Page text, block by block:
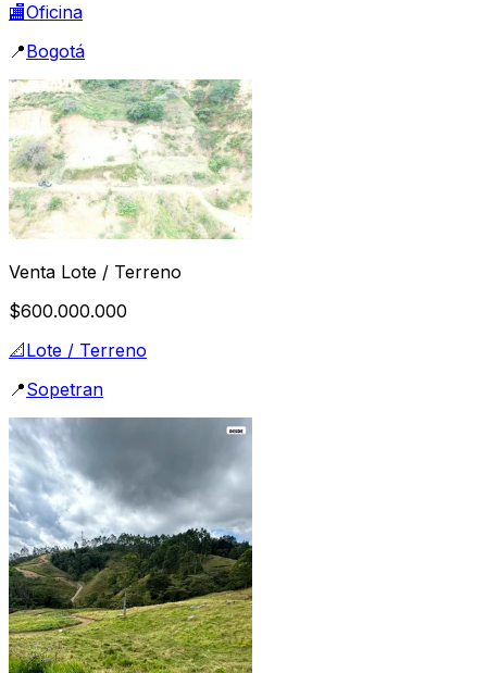
🏬Oficina
📍Bogotá
Venta Lote / Terreno
$600.000.000
📐Lote / Terreno
📍Sopetran